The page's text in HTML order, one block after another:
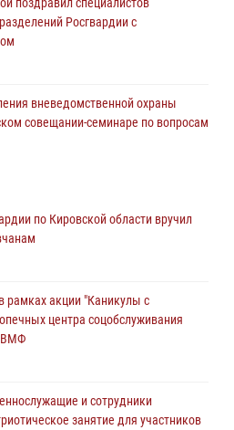
Росгвардии с
вневедомственной охраны
совещании-семинаре по вопросам
Александр Соколов вручил
по Кировской области вручил
рамках акции "Каникулы с
центра соцобслуживания
ВМФ
и сотрудники
занятие для участников